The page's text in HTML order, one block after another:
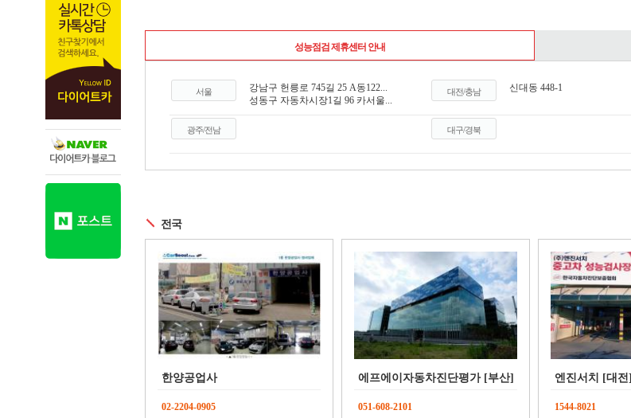
성능점검 제휴센터 안내
서울
강남구 헌릉로 745길 25 A동122...
성동구 자동차시장1길 96 카서울...
대전/충남 신대동 448-1
광주/전남 대구/경북
전국
한양공업사
02-2204-0905
에프에이자동차진단평가 [부산]
051-608-2101
엔진서치 [대전]
1544-8021